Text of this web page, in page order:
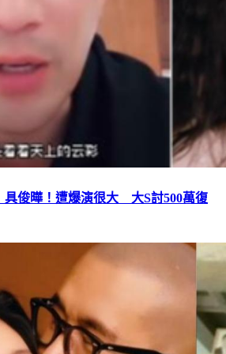
具俊曄！遭爆演很大 大S討500萬復